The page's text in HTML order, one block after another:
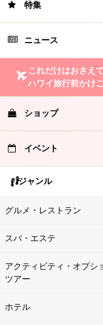
特集
ニュース
これだけはおさえ
ハワイ旅行前かけ
ショップ
イベント
ジャンル
グルメ・レストラン
スパ・エステ
アクティビティ・オプシ
ツアー
ホテル